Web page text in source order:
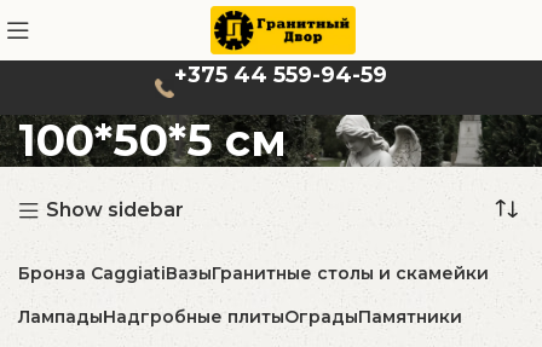
+375 44 559-94-59
100*50*5 см
Show sidebar
Бронза CaggiatiВазыГранитные столы и скамейки
ЛампадыНадгробные плитыОградыПамятники